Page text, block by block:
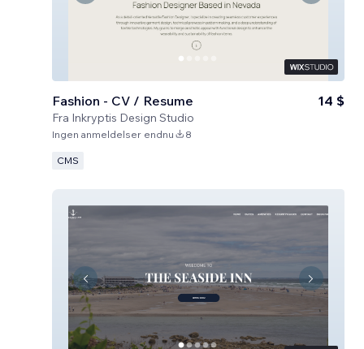
Fashion - CV / Resume
Fra Inkryptis Design Studio
14 $
Ingen anmeldelser endnu 8
CMS